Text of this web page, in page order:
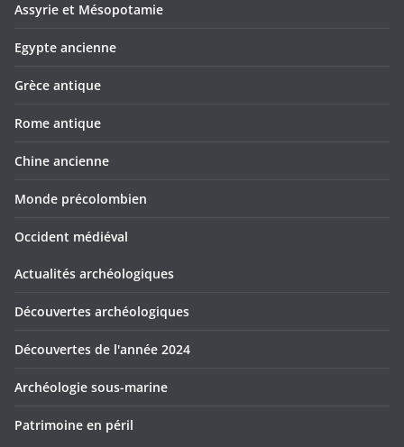
Assyrie et Mésopotamie
Egypte ancienne
Grèce antique
Rome antique
Chine ancienne
Monde précolombien
Occident médiéval
Actualités archéologiques
Découvertes archéologiques
Découvertes de l'année 2024
Archéologie sous-marine
Patrimoine en péril